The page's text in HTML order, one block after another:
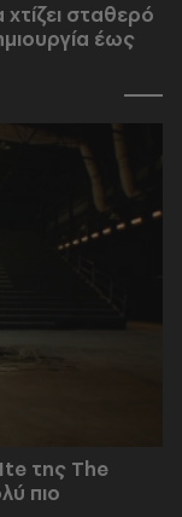
σταθερό
έως
της The
πιο